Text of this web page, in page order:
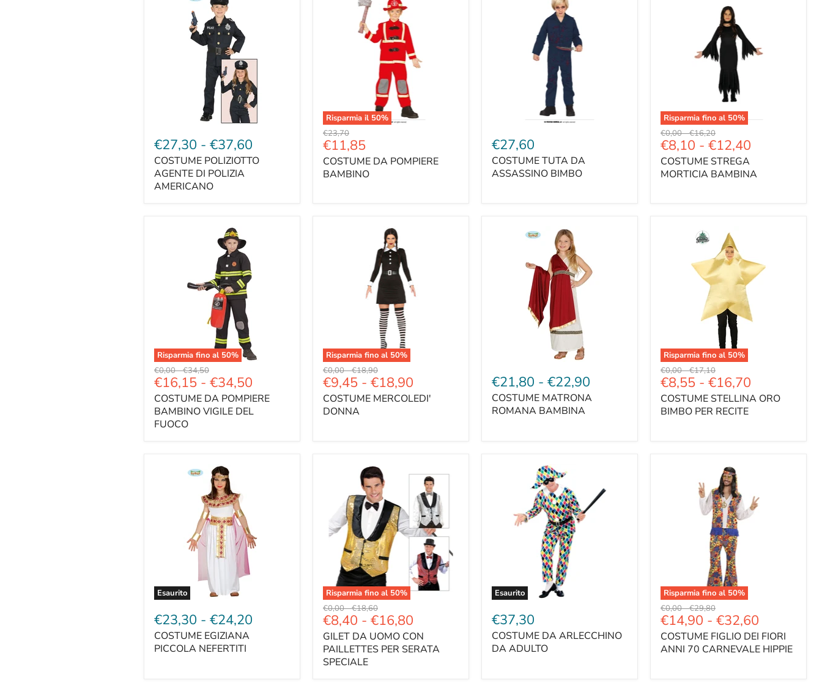
€27,30 - €37,60
COSTUME POLIZIOTTO
AGENTE DI POLIZIA
AMERICANO
Risparmia il 50%
Prezzo
originale
€23,70
Prezzo
attuale
€11,85
COSTUME DA POMPIERE
BAMBINO
€27,60
COSTUME TUTA DA
ASSASSINO BIMBO
Risparmia fino al 50%
Prezzo
originale
€0,00-Prezzo
originale
€16,20
€8,10 - €12,40
COSTUME STREGA
MORTICIA BAMBINA
Risparmia fino al 50%
Prezzo
originale
€0,00-Prezzo
originale
€34,50
€16,15 - €34,50
COSTUME DA POMPIERE
BAMBINO VIGILE DEL
FUOCO
Risparmia fino al 50%
Prezzo
originale
€0,00-Prezzo
originale
€18,90
€9,45 - €18,90
COSTUME MERCOLEDI'
DONNA
€21,80 - €22,90
COSTUME MATRONA
ROMANA BAMBINA
Risparmia fino al 50%
Prezzo
originale
€0,00-Prezzo
originale
€17,10
€8,55 - €16,70
COSTUME STELLINA ORO
BIMBO PER RECITE
Esaurito
€23,30 - €24,20
COSTUME EGIZIANA
PICCOLA NEFERTITI
Risparmia fino al 50%
Prezzo
originale
€0,00-Prezzo
originale
€18,60
€8,40 - €16,80
GILET DA UOMO CON
PAILLETTES PER SERATA
SPECIALE
Esaurito
€37,30
COSTUME DA ARLECCHINO
DA ADULTO
Risparmia fino al 50%
Prezzo
originale
€0,00-Prezzo
originale
€29,80
€14,90 - €32,60
COSTUME FIGLIO DEI FIORI
ANNI 70 CARNEVALE HIPPIE